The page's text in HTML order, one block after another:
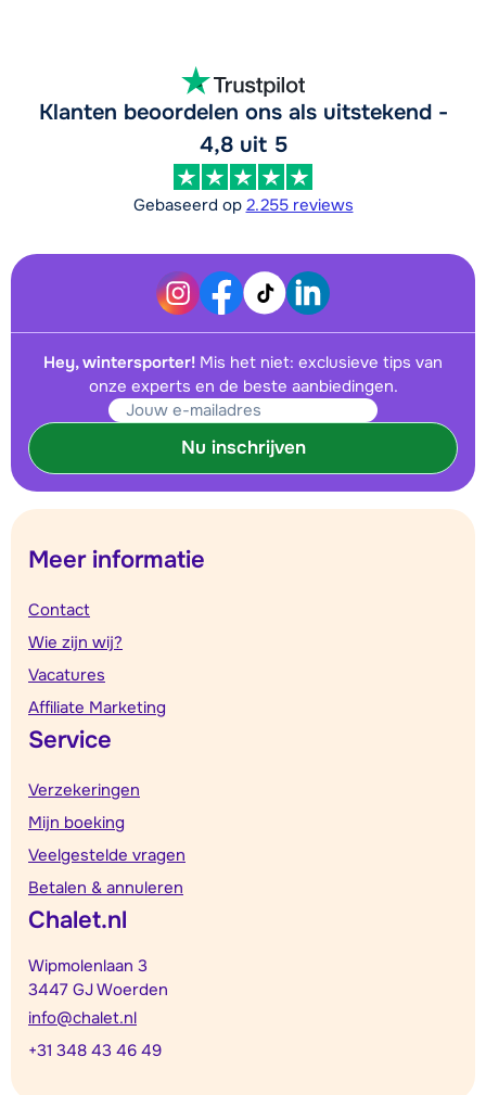
Klanten beoordelen ons als uitstekend -
4,8 uit 5
Gebaseerd op 2.255 reviews
Hey, wintersporter! Mis het niet: exclusieve tips van
onze experts en de beste aanbiedingen.
Nu inschrijven
Meer informatie
Contact
Wie zijn wij?
Vacatures
Affiliate Marketing
Service
Verzekeringen
Mijn boeking
Veelgestelde vragen
Betalen & annuleren
Chalet.nl
Wipmolenlaan 3
3447 GJ Woerden
info@chalet.nl
+31 348 43 46 49